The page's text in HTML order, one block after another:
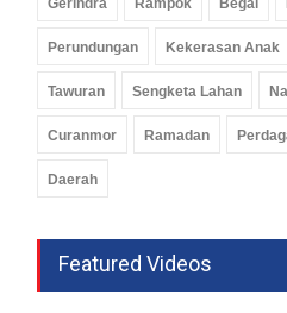
Gerindra Rampok Begal
Perundungan Kekerasan Anak
Tawuran Sengketa Lahan
Curanmor Ramadan
Daerah
Featured Videos